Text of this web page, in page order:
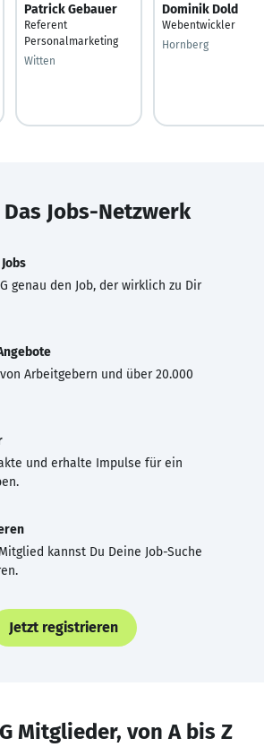
Patrick Gebauer
Referent
Personalmarketing
Witten
Dominik Dold
Webentwickler
Hornberg
Das Jobs-Netzwerk
genau den Job, der wirklich zu Dir
Arbeitgebern und über 20.000
und erhalte Impulse für ein
kannst Du Deine Job-Suche
Jetzt registrieren
Mitglieder, von A bis Z